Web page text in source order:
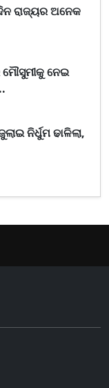
ରାଜ୍ୟର ଅନେକ
ନେଇ
ନିର୍ଧୁମ ଢାଳିଲା,